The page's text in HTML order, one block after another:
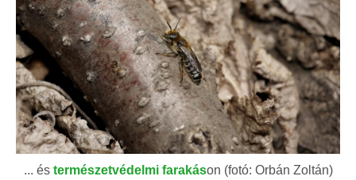
... és természetvédelmi farakáson (fotó: Orbán Zoltán)